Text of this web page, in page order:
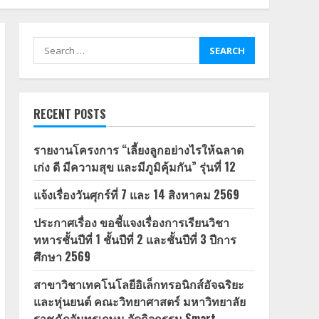
Search
for:
RECENT POSTS
รายงานโครงการ “เลี้ยงลูกอย่างไรให้ฉลาด
เก่ง ดี มีความสุข และมีภูมิคุ้มกัน” รุ่นที่ 12
แจ้งเรื่องวันศุกร์ที่ 7 และ 14 สิงหาคม 2569
ประกาศเรื่อง ขอชี้แจงเรื่องการเรียนวิชา
ทหารชั้นปีที่ 1 ชั้นปีที่ 2 และชั้นปีที่ 3 ปีการ
ศึกษา 2569
สาขาวิชาเทคโนโลยีอิเล็กทรอนิกส์อัจฉริยะ
และหุ่นยนต์ คณะวิทยาศาสตร์ มหาวิทยาลัย